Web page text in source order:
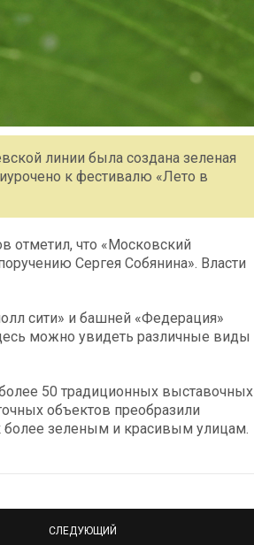
линии была создана зеленая
к фестивалю «Лето в
отметил, что «Московский
Сергея Собянина». Власти
сити» и башней «Федерация»
можно увидеть различные виды
50 традиционных выставочных
объектов преобразили
более зеленым и красивым улицам.
СЛЕДУЮЩИЙ